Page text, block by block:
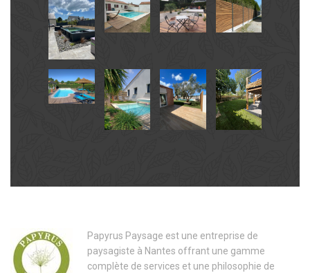
Papyrus Paysage est une entreprise de
paysagiste à Nantes offrant une gamme
complète de services et une philosophie de